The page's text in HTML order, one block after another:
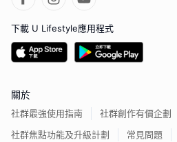
下載 U Lifestyle應用程式
關於
社群最強使用指南
社群創作有價企劃
社群焦點功能及升級計劃
常見問題